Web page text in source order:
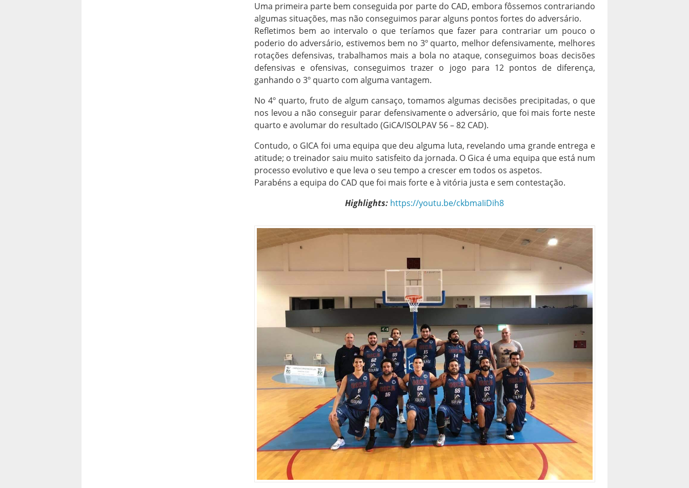
Uma primeira parte bem conseguida por parte do CAD, embora fôssemos contrariando
algumas situações, mas não conseguimos parar alguns pontos fortes do adversário.
Refletimos bem ao intervalo o que teríamos que fazer para contrariar um pouco o
poderio do adversário, estivemos bem no 3º quarto, melhor defensivamente, melhores
rotações defensivas, trabalhamos mais a bola no ataque, conseguimos boas decisões
defensivas e ofensivas, conseguimos trazer o jogo para 12 pontos de diferença,
ganhando o 3º quarto com alguma vantagem.
No 4º quarto, fruto de algum cansaço, tomamos algumas decisões precipitadas, o que
nos levou a não conseguir parar defensivamente o adversário, que foi mais forte neste
quarto e avolumar do resultado (GiCA/ISOLPAV 56 – 82 CAD).
Contudo, o GICA foi uma equipa que deu alguma luta, revelando uma grande entrega e
atitude; o treinador saiu muito satisfeito da jornada. O Gica é uma equipa que está num
processo evolutivo e que leva o seu tempo a crescer em todos os aspetos.
Parabéns a equipa do CAD que foi mais forte e à vitória justa e sem contestação.
Highlights: https://youtu.be/ckbmaIiDih8